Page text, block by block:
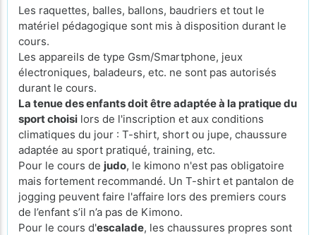
Les raquettes, balles, ballons, baudriers et tout le
matériel pédagogique sont mis à disposition durant le
cours.
Les appareils de type Gsm/Smartphone, jeux
électroniques, baladeurs, etc. ne sont pas autorisés
durant le cours.
La tenue des enfants doit être adaptée à la pratique du
sport choisi lors de l'inscription et aux conditions
climatiques du jour : T-shirt, short ou jupe, chaussure
adaptée au sport pratiqué, training, etc.
Pour le cours de judo, le kimono n'est pas obligatoire
mais fortement recommandé. Un T-shirt et pantalon de
jogging peuvent faire l'affaire lors des premiers cours
de l’enfant s’il n’a pas de Kimono.
Pour le cours d'escalade, les chaussures propres sont